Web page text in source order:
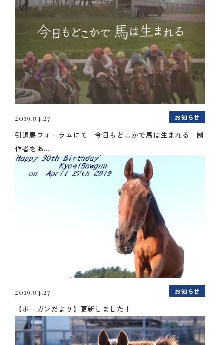
2019.04.27 お知らせ
引退馬フォーラムにて「今日もどこかで馬は生まれる」制
作者をお...
2019.04.27 お知らせ
【ボーガンだより】更新しました！